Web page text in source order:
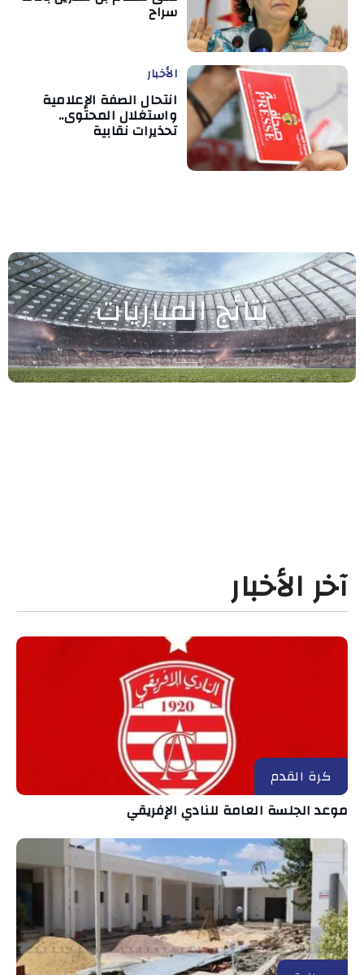
سراح
الأخبار
انتحال الصفة الإعلامية
واستغلال المحتوى..
تحذيرات نقابية
نتائج المباريات
آخر الأخبار
كرة القدم
موعد الجلسة العامة للنادي الإفريقي